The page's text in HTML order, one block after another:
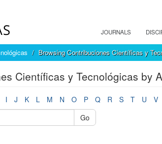
JOURNALS
Browsing Contribuciones Científicas y
Científicas y Tecnológicas by
I J K L M N O P Q R S T U V
Go